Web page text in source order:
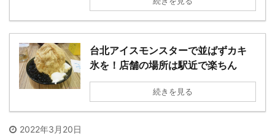
台北アイスモンスターで並ばずカキ
氷を！店舗の場所は駅近で楽ちん
続きを見る
2022年3月20日